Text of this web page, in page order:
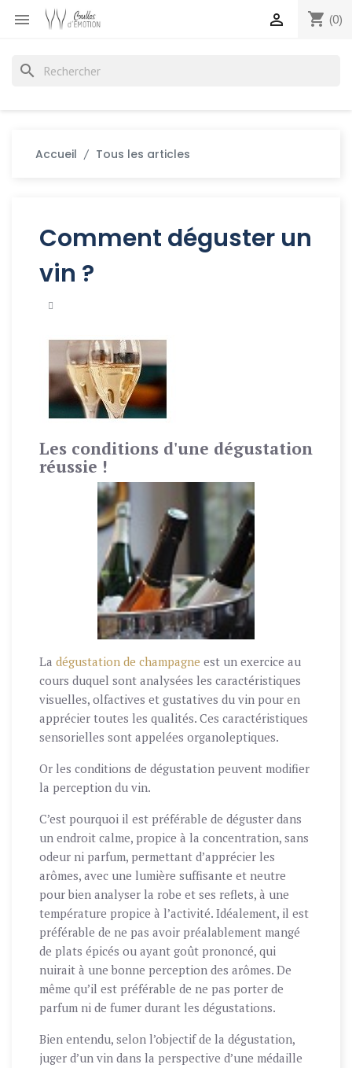
 shopping_cart (0)

search
Accueil Tous les articles
Comment déguster un
vin ?
Les conditions d'une dégustation
réussie !
La dégustation de champagne est un exercice au
cours duquel sont analysées les caractéristiques
visuelles, olfactives et gustatives du vin pour en
apprécier toutes les qualités. Ces caractéristiques
sensorielles sont appelées organoleptiques.
Or les conditions de dégustation peuvent modifier
la perception du vin.
C’est pourquoi il est préférable de déguster dans
un endroit calme, propice à la concentration, sans
odeur ni parfum, permettant d’apprécier les
arômes, avec une lumière suffisante et neutre
pour bien analyser la robe et ses reflets, à une
température propice à l’activité. Idéalement, il est
préférable de ne pas avoir préalablement mangé
de plats épicés ou ayant goût prononcé, qui
nuirait à une bonne perception des arômes. De
même qu’il est préférable de ne pas porter de
parfum ni de fumer durant les dégustations.
Bien entendu, selon l’objectif de la dégustation,
juger d’un vin dans la perspective d’une médaille